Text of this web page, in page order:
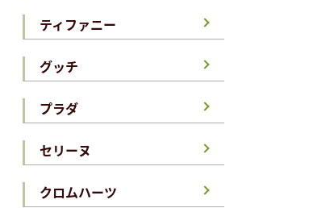
ティファニー
グッチ
プラダ
セリーヌ
クロムハーツ